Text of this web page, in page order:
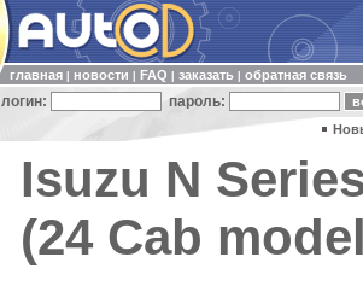
главная новости FAQ заказать обратная связь
логин: пароль:
Isuzu N
(24 Cab